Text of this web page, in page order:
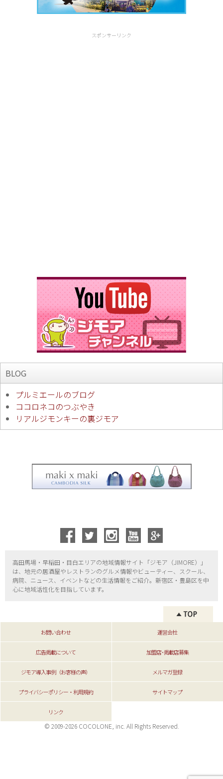
スポンサーリンク
BLOG
プルミエールのブログ
ココロネコのつぶやき
リアルジモンキーの裏ジモア
高田馬場・早稲田・目白エリアの地域情報サイト「ジモア（JIMORE）」
は、地元の居酒屋やレストランのグルメ情報やビューティー、
スクール、
病院、ニュース、イベントなどの生活情報をご紹介。新宿区・ 豊島区を中
心に地域活性化を目指しています。
お問い合わせ 運営会社
広告掲載について 加盟店･掲載店募集
ジモア導入事例（お客様の声） メルマガ登録
プライバシーポリシー・利用規約 サイトマップ
リンク
© 2009-2026 COCOLONE, inc. All Rights Reserved.